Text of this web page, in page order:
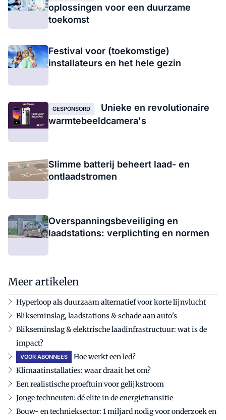
oplossingen voor een duurzame
toekomst
Festival voor (toekomstige)
installateurs en het hele gezin
GESPONSORD
Unieke en revolutionaire
warmtebeeldcamera's
Slimme batterij beheert laad- en
ontlaadstromen
Overspanningsbeveiliging en
laadstations: verplichting en normen
Meer artikelen
Hyperloop als duurzaam alternatief voor korte lijnvlucht
Blikseminslag, laadstations & schade aan auto's
Blikseminslag & elektrische laadinfrastructuur: wat is de
impact?
VOOR ABONNEES
Hoe werkt een led?
Klimaatinstallaties: waar draait het om?
Een realistische proeftuin voor gelijkstroom
Jonge techneuten: dé elite in de energietransitie
Bouw- en technieksector: 1 miljard nodig voor onderzoek en